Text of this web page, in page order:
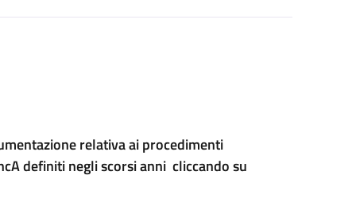
relativa ai procedimenti
definiti negli scorsi anni cliccando su